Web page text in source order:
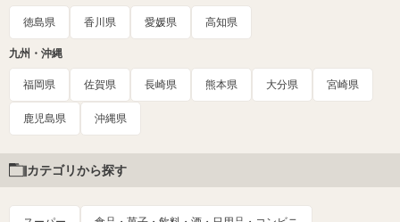
徳島県 香川県 愛媛県 高知県
九州・沖縄
福岡県 佐賀県 長崎県 熊本県 大分県 宮崎県
鹿児島県 沖縄県
カテゴリから探す